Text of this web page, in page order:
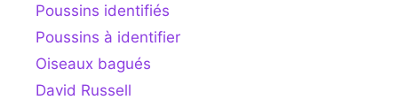
Poussins identifiés
Poussins à identifier
Oiseaux bagués
David Russell